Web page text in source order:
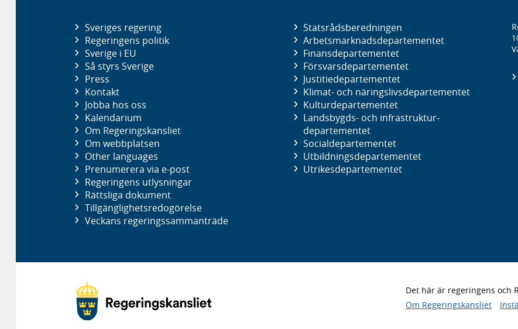
Sveriges regering
Regeringens politik
Sverige i EU
Så styrs Sverige
Press
Kontakt
Jobba hos oss
Kalendarium
Om Regeringskansliet
Om webbplatsen
Other languages
Prenumerera via e-post
Regeringens utlysningar
Rättsliga dokument
Tillgänglighetsredogörelse
Veckans regeringssammanträde
Statsrådsberedningen
Arbetsmarknads­departementet
Finans­departementet
Försvars­departementet
Justitie­departementet
Klimat- och näringslivs­departementet
Kultur­departementet
Landsbygds- och infrastruktur­
departementet
Social­departementet
Utbildnings­departementet
Utrikes­departementet
Det här är regeringens och
Om Regeringskansliet